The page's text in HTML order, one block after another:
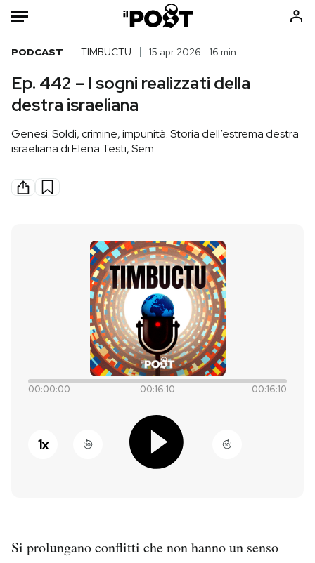
Auto
HOME
Mondo
Tecnologia
Internet
Libri
Europa
Altrecose
Mondiali calcio 2026
NEWSLETTER
PODCAST TIMBUCTU 15 apr 2026 - 16 min
Ep. 442 – I sogni realizzati della
destra israeliana
Genesi. Soldi, crimine, impunità. Storia dell’estrema destra
israeliana di Elena Testi, Sem
00:00:00 00:16:10 00:16:10
1x
Si prolungano conflitti che non hanno un senso